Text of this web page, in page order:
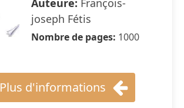
Auteure: François-
joseph Fétis
Nombre de pages: 1000
Plus d'informations